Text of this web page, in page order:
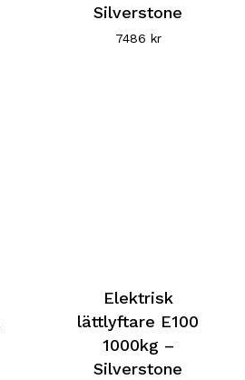
Silverstone
7486 kr
Elektrisk
lättlyftare E100
1000kg –
Silverstone